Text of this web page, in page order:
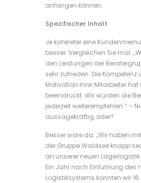
anfangen können.
Spezifischer Inhalt
Je konkreter eine
besser. Vergleichen Sie mal:
den Leistungen der
sehr zufrieden. Die Kompetenz
Motivation ihrer Mitarbeiter hat
beeindruckt. Wir würden die
jederzeit weiterempfehlen.“ –
aussagekräftig, oder?
Besser wäre da: „Wir haben
der Gruppe Waldsee knapp
an unserer neuen
Ein Jahr nach Einführung des
Logistiksystems konnten wir 16